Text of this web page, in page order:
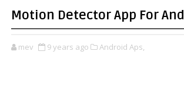
Motion Detector App For
mev 9 years ago Android Aps,